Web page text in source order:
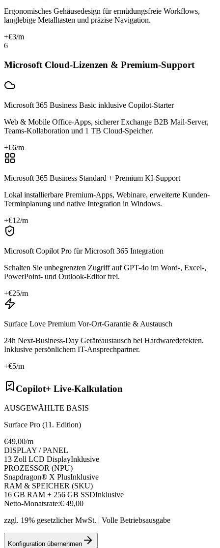
Ergonomisches Gehäusedesign für ermüdungsfreie Workflows,
langlebige Metalltasten und präzise Navigation.
+€3/m
6
Microsoft Cloud-Lizenzen & Premium-Support
Microsoft 365 Business Basic inklusive Copilot-Starter
Web & Mobile Office-Apps, sicherer Exchange B2B Mail-Server,
Teams-Kollaboration und 1 TB Cloud-Speicher.
+€6/m
Microsoft 365 Business Standard + Premium KI-Support
Lokal installierbare Premium-Apps, Webinare, erweiterte Kunden-
Terminplanung und native Integration in Windows.
+€12/m
Microsoft Copilot Pro für Microsoft 365 Integration
Schalten Sie unbegrenzten Zugriff auf GPT-4o im Word-, Excel-,
PowerPoint- und Outlook-Editor frei.
+€25/m
Surface Love Premium Vor-Ort-Garantie & Austausch
24h Next-Business-Day Geräteaustausch bei Hardwaredefekten.
Inklusive persönlichem IT-Ansprechpartner.
+€5/m
Copilot+ Live-Kalkulation
AUSGEWÄHLTE BASIS
Surface Pro (11. Edition)
€49,00/m
DISPLAY / PANEL
13 Zoll LCD DisplayInklusive
PROZESSOR (NPU)
Snapdragon® X PlusInklusive
RAM & SPEICHER (SKU)
16 GB RAM + 256 GB SSDInklusive
Netto-Monatsrate:€ 49,00
zzgl. 19% gesetzlicher MwSt. | Volle Betriebsausgabe
Konfiguration übernehmen